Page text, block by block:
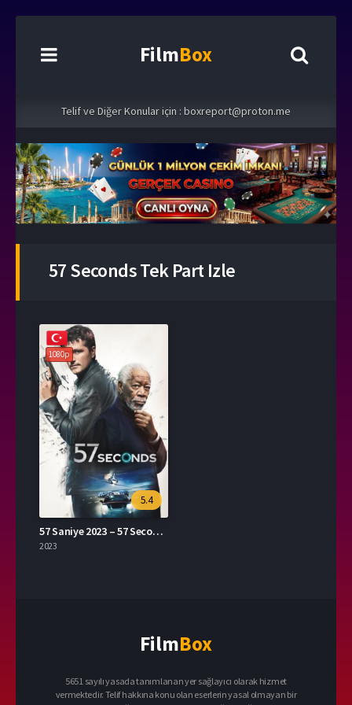
FilmBox
Telif ve Diğer Konular için : boxreport@proton.me
57 Seconds Tek Part Izle
1080p
5.4
57 Saniye 2023 – 57 Seconds 1080p Turkce Dublaj izle
2023
FilmBox
5651 sayılı yasada tanımlanan yer sağlayıcı olarak hizmet
vermektedir. Telif hakkına konu olan eserlerin yasal olmayan bir